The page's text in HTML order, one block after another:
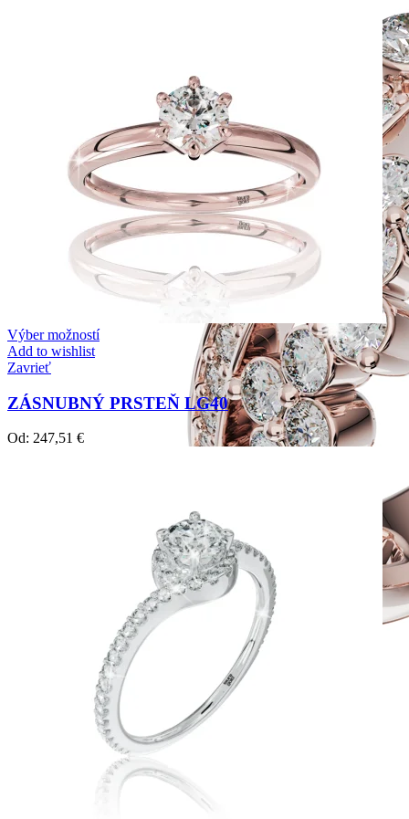
Výber možností
Add to wishlist
Zavrieť
ZÁSNUBNÝ PRSTEŇ LG40
Od: 247,51 €